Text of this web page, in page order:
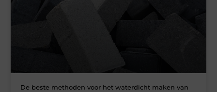
De beste methoden voor het waterdicht maken van